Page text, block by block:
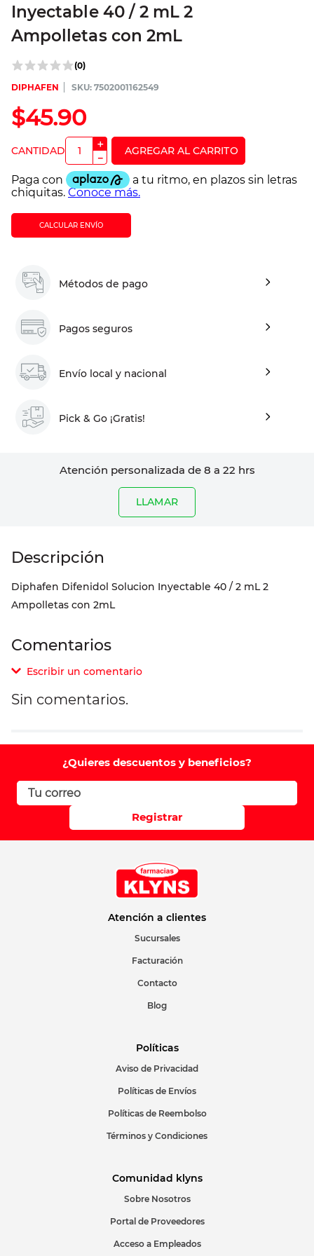
Inyectable 40 / 2 mL 2
Ampolletas con 2mL
(0)
DIPHAFEN :7502001162549
$45.90
＋
－
CALCULAR ENVÍO
Métodos de pago
Pagos seguros
Envío local y nacional
Pick & Go ¡Gratis!
Atención personalizada de 8 a 22 hrs
LLAMAR
Diphafen Difenidol Solucion Inyectable 40 / 2 mL 2
Ampolletas con 2mL
Comentarios
Escribir un comentario
Comentario
Califique el producto de 1 a 5 estrellas
Correo electrónico
ENVIAR COMENTARIO
Sin comentarios.
¿Quieres descuentos y beneficios?
Registrar
Atención a clientes
Sucursales
Facturación
Contacto
Blog
Políticas
Aviso de Privacidad
Políticas de Envíos
Políticas de Reembolso
Términos y Condiciones
Comunidad klyns
Sobre Nosotros
Portal de Proveedores
Acceso a Empleados